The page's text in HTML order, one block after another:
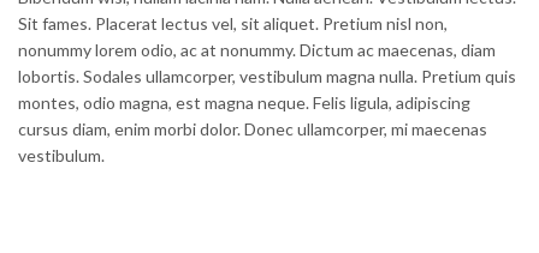
Sit fames. Placerat lectus vel, sit aliquet. Pretium nisl non,
nonummy lorem odio, ac at nonummy. Dictum ac maecenas, diam
lobortis. Sodales ullamcorper, vestibulum magna nulla. Pretium quis
montes, odio magna, est magna neque. Felis ligula, adipiscing
cursus diam, enim morbi dolor. Donec ullamcorper, mi maecenas
vestibulum.